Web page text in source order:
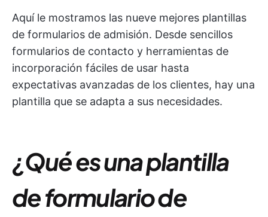
Aquí le mostramos las nueve mejores plantillas
de formularios de admisión. Desde sencillos
formularios de contacto y herramientas de
incorporación fáciles de usar hasta
expectativas avanzadas de los clientes, hay una
plantilla que se adapta a sus necesidades.
¿Qué es una plantilla
de formulario de